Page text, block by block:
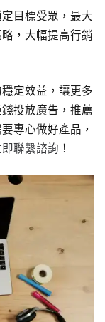
目標受眾，最大
，大幅提高行銷
定效益，讓更多
投放廣告，推薦
專心做好產品，
即聯繫諮詢 ！